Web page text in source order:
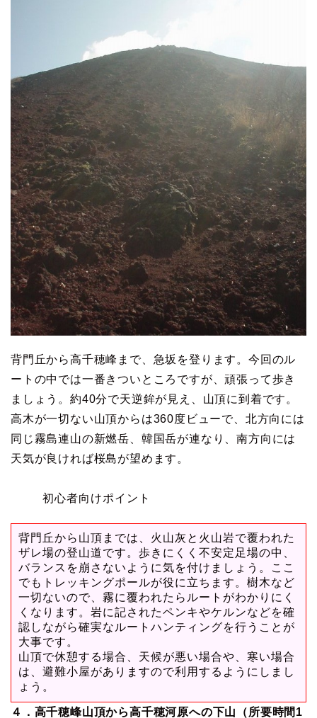
背門丘から高千穂峰まで、急坂を登ります。今回のル
ートの中では一番きついところですが、頑張って歩き
ましょう。約40分で天逆鉾が見え、山頂に到着です。
高木が一切ない山頂からは360度ビューで、北方向には
同じ霧島連山の新燃岳、韓国岳が連なり、南方向には
天気が良ければ桜島が望めます。
初心者向けポイント
背門丘から山頂までは、火山灰と火山岩で覆われた
ザレ場の登山道です。歩きにくく不安定足場の中、
バランスを崩さないように気を付けましょう。ここ
でもトレッキングポールが役に立ちます。樹木など
一切ないので、霧に覆われたらルートがわかりにく
くなります。岩に記されたペンキやケルンなどを確
認しながら確実なルートハンティングを行うことが
大事です。
山頂で休憩する場合、天候が悪い場合や、寒い場合
は、避難小屋がありますので利用するようにしまし
ょう。
４．高千穂峰山頂から高千穂河原への下山（所要時間1